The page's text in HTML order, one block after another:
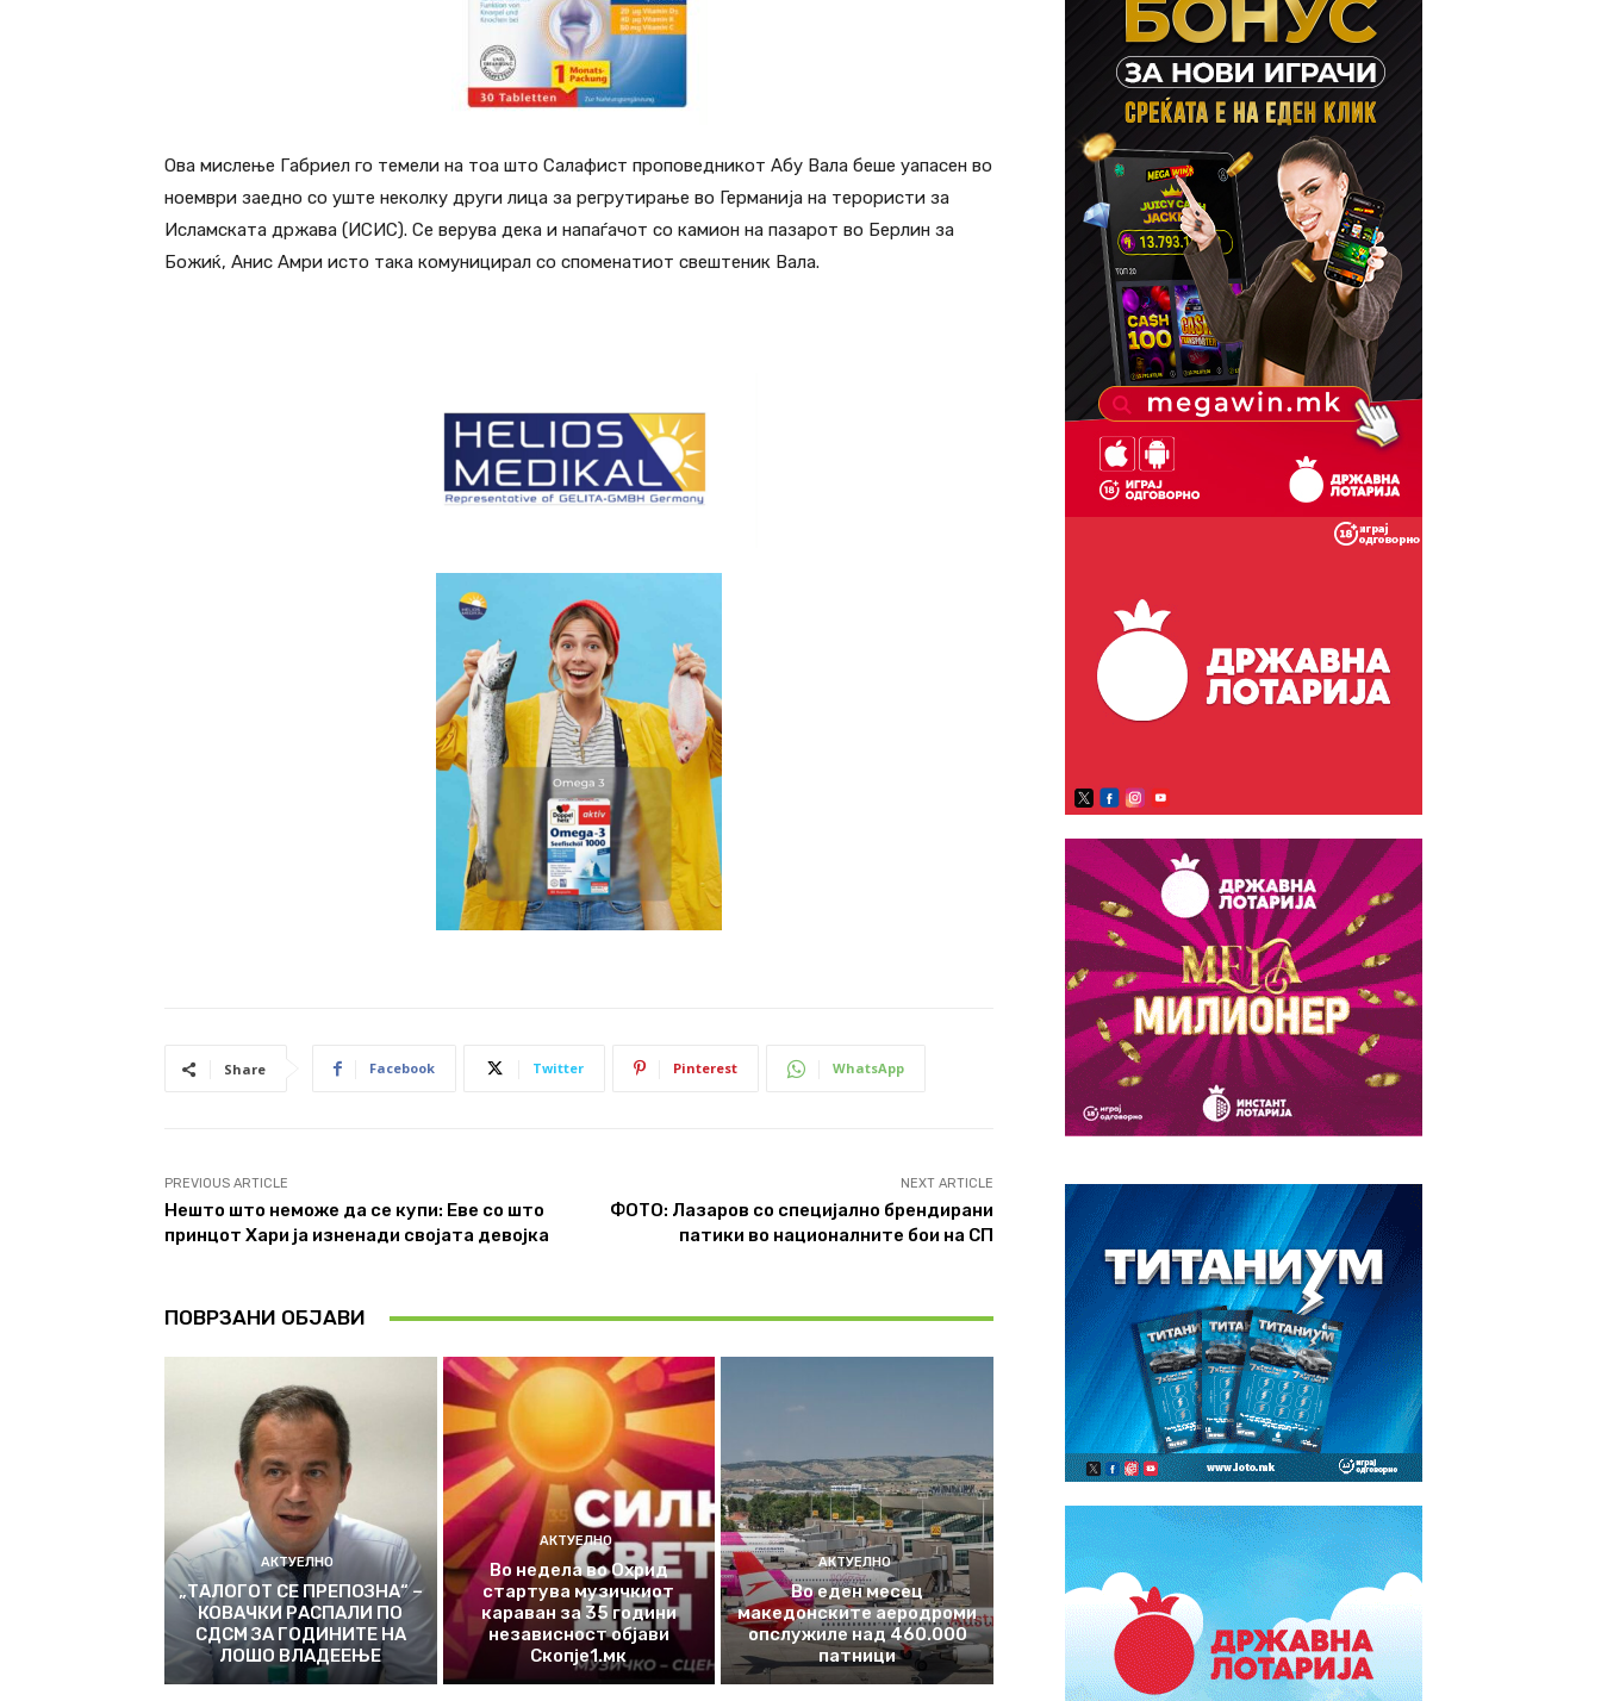
Ова мислење Габриел го темели на тоа што Салафист проповедникот Абу Вала беше уапасен во
ноември заедно со уште неколку други лица за регрутирање во Германија на терористи за
Исламската држава (ИСИС). Се верува дека и напаѓачот со камион на пазарот во Берлин за
Божиќ, Анис Амри исто така комуницирал со споменатиот свештеник Вала.
Share Facebook Twitter Pinterest WhatsApp
PREVIOUS ARTICLE
Нешто што неможе да се купи: Eве со што
принцот Хари ја изненади својата девојка
NEXT ARTICLE
ФОТО: Лазаров со специјално брендирани
патики во националните бои на СП
ПОВРЗАНИ ОБЈАВИ
АКТУЕЛНО
„ТАЛОГОТ СЕ ПРЕПОЗНА“ –
КОВАЧКИ РАСПАЛИ ПО
СДСМ ЗА ГОДИНИТЕ НА
ЛОШО ВЛАДЕЕЊЕ
АКТУЕЛНО
Во недела во Охрид
стартува музичкиот
караван за 35 години
независност објави
Скопје1.мк
АКТУЕЛНО
Во еден месец
македонските аеродроми
опслужиле над 460.000
патници